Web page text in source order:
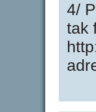
4/
tak